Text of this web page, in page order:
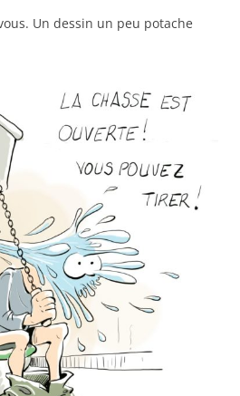
Un dessin un peu potache